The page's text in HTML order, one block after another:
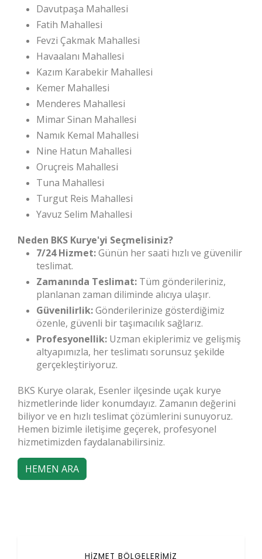
Davutpaşa Mahallesi
Fatih Mahallesi
Fevzi Çakmak Mahallesi
Havaalanı Mahallesi
Kazım Karabekir Mahallesi
Kemer Mahallesi
Menderes Mahallesi
Mimar Sinan Mahallesi
Namık Kemal Mahallesi
Nine Hatun Mahallesi
Oruçreis Mahallesi
Tuna Mahallesi
Turgut Reis Mahallesi
Yavuz Selim Mahallesi
Neden BKS Kurye'yi Seçmelisiniz?
7/24 Hizmet:Günün her saati hızlı ve güvenilir
teslimat.
Zamanında Teslimat: Tüm gönderileriniz,
planlanan zaman diliminde alıcıya ulaşır.
Güvenilirlik:Gönderilerinize gösterdiğimiz
özenle, güvenli bir taşımacılık sağlarız.
Profesyonellik: Uzman ekiplerimiz ve gelişmiş
altyapımızla, her teslimatı sorunsuz şekilde
gerçekleştiriyoruz.
BKS Kurye olarak, Esenler ilçesinde uçak kurye
hizmetlerinde lider konumdayız. Zamanın değerini
biliyor ve en hızlı teslimat çözümlerini sunuyoruz.
Hemen bizimle iletişime geçerek, profesyonel
hizmetimizden faydalanabilirsiniz.
HEMEN ARA
HİZMET BÖLGELERİMİZ